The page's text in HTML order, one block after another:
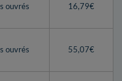
ouvrés 16,79€
ouvrés 55,07€